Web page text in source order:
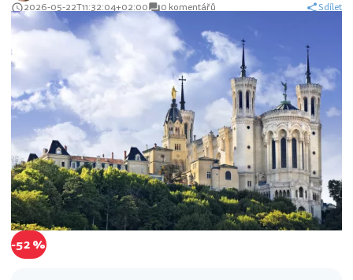
2026-05-22T11:32:04+02:00 0 komentářů Sdílet
-52 %